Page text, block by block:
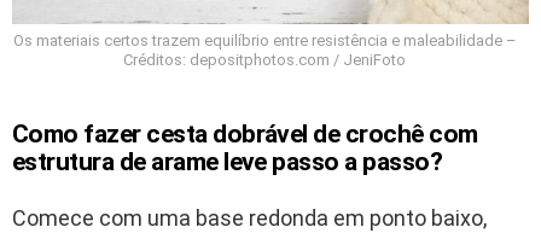
Os materiais certos trazem equilíbrio entre resistência e maleabilidade –
Créditos: depositphotos.com / JeniFoto
Como fazer cesta dobrável de crochê com
estrutura de arame leve passo a passo?
Comece com uma base redonda em ponto baixo,